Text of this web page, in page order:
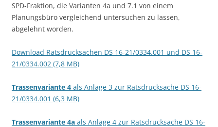
SPD-Fraktion, die Varianten 4a und 7.1 von einem
Planungsbüro vergleichend untersuchen zu lassen,
abgelehnt worden.
Download Ratsdrucksachen DS 16-21/0334.001 und DS 16-
21/0334.002 (7,8 MB)
Trassenvariante 4 als Anlage 3 zur Ratsdrucksache DS 16-
21/0334.001 (6,3 MB)
Trassenvariante 4a als Anlage 4 zur Ratsdrucksache DS 16-